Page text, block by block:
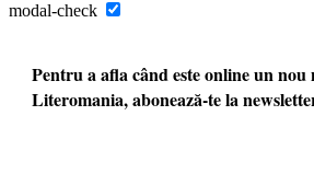
modal-check
Pentru a afla când este online un
Literomania, abonează-te la